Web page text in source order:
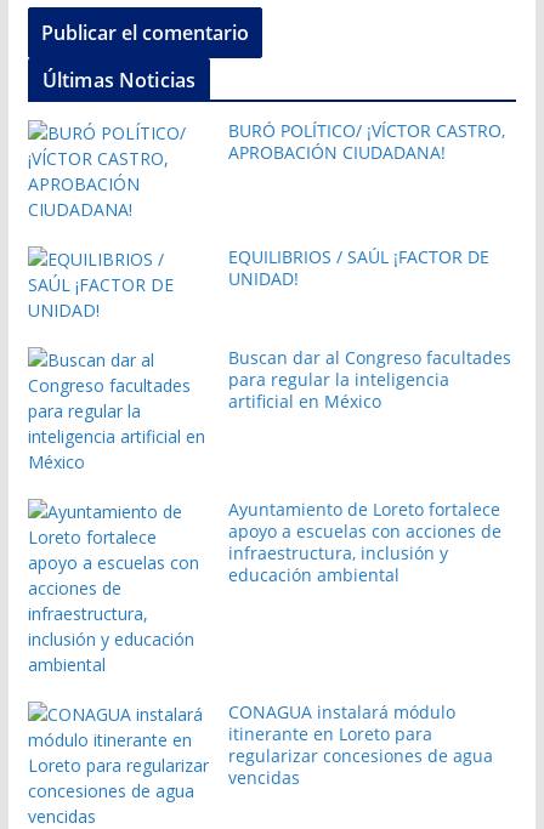
Últimas Noticias
BURÓ POLÍTICO/ ¡VÍCTOR CASTRO,
APROBACIÓN CIUDADANA!
EQUILIBRIOS / SAÚL ¡FACTOR DE
UNIDAD!
Buscan dar al Congreso facultades
para regular la inteligencia
artificial en México
Ayuntamiento de Loreto fortalece
apoyo a escuelas con acciones de
infraestructura, inclusión y
educación ambiental
CONAGUA instalará módulo
itinerante en Loreto para
regularizar concesiones de agua
vencidas